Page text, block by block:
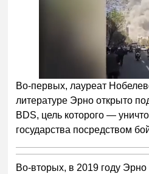
Во-первых, лауреат
литературе Эрно открыто
BDS, цель которого —
государства посредством
Во-вторых, в 2019 году